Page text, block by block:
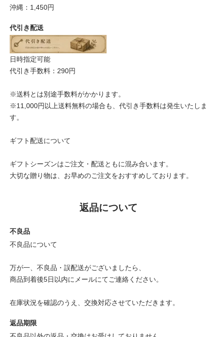
沖縄：1,450円
代引き配送
日時指定可能
代引き手数料：290円
※送料とは別途手数料がかかります。
※11,000円以上送料無料の場合も、代引き手数料は発生いたしま
す。
ギフト配送について
ギフトシーズンはご注文・配送ともに混み合います。
大切な贈り物は、お早めのご注文をおすすめしております。
返品について
不良品
不良品について
万が一、不良品・誤配送がございましたら、
商品到着後5日以内にメールにてご連絡ください。
在庫状況を確認のうえ、交換対応させていただきます。
返品期限